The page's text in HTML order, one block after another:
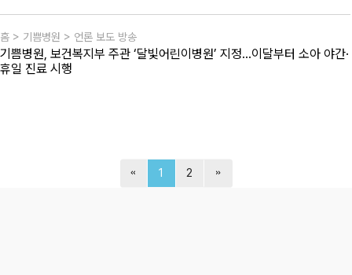
홈 > 기쁨병원 > 언론 보도 방송
기쁨병원, 보건복지부 주관 ‘달빛어린이병원’ 지정…이달부터 소아 야간·
휴일 진료 시행
1 2